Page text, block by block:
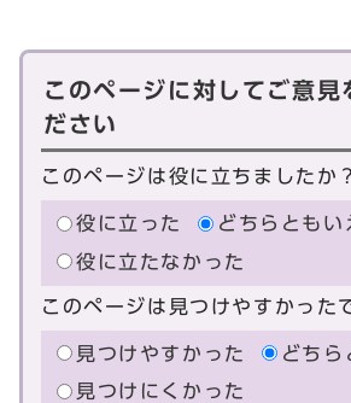
このページに対してご意見
ださい
このページは役に立ちましたか？
役に立った
どちらともい
役に立たなかった
このページは見つけやすかった
見つけやすかった
どちら
見つけにくかった